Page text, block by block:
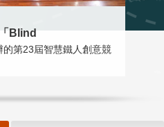
Blind
第23屆智慧鐵人創意競